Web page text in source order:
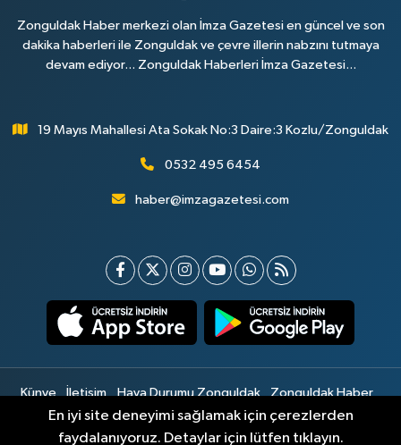
Zonguldak Haber merkezi olan İmza Gazetesi en güncel ve son
dakika haberleri ile Zonguldak ve çevre illerin nabzını tutmaya
devam ediyor... Zonguldak Haberleri İmza Gazetesi...
19 Mayıs Mahallesi Ata Sokak No:3 Daire:3 Kozlu/Zonguldak
0532 495 6454
haber@imzagazetesi.com
Künye İletişim Hava Durumu Zonguldak
Zonguldak Haber
Gizlilik Sözleşmesi
Hizmet Şartları Sitemap
En iyi site deneyimi sağlamak için çerezlerden
faydalanıyoruz. Detaylar için lütfen tıklayın.